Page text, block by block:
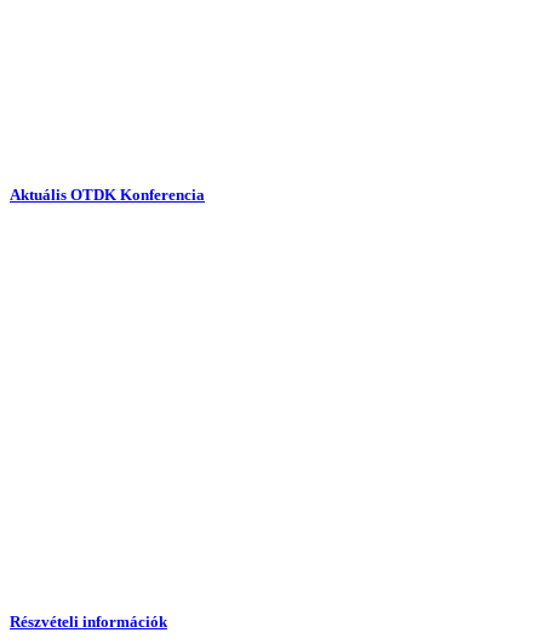
Aktuális OTDK Konferencia
Részvételi információk